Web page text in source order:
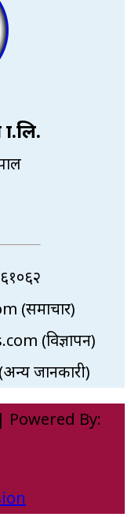
(समाचार)
(विज्ञापन)
जानकारी)
| Powered By: